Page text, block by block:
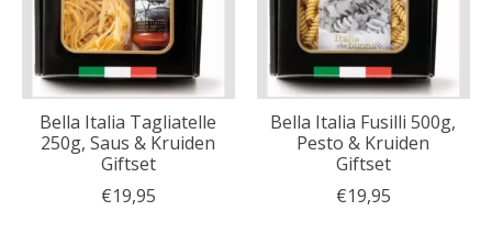
Bella Italia Tagliatelle
250g, Saus & Kruiden
Giftset
€19,95
Bella Italia Fusilli 500g,
Pesto & Kruiden
Giftset
€19,95